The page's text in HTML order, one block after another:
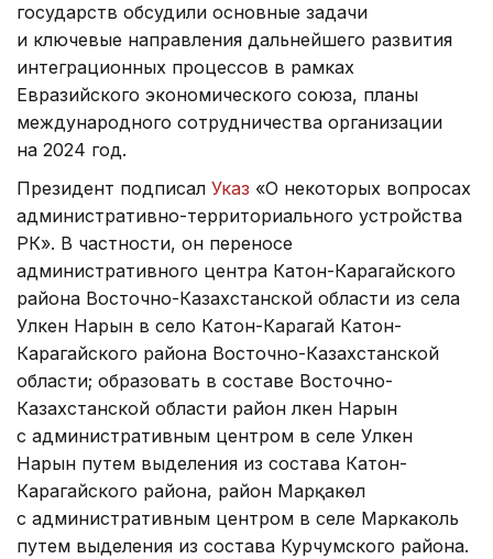
государств обсудили основные задачи
и ключевые направления дальнейшего развития
интеграционных процессов в рамках
Евразийского экономического союза, планы
международного сотрудничества организации
на 2024 год.
Президент подписал Указ «О некоторых вопросах
административно-территориального устройства
РК». В частности, он переносе
административного центра Катон-Карагайского
района Восточно-Казахстанской области из села
Улкен Нарын в село Катон-Карагай Катон-
Карагайского района Восточно-Казахстанской
области; образовать в составе Восточно-
Казахстанской области район Үлкен Нарын
с административным центром в селе Улкен
Нарын путем выделения из состава Катон-
Карагайского района, район Марқакөл
с административным центром в селе Маркаколь
путем выделения из состава Курчумского района.